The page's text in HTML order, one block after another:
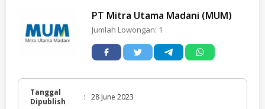
PT Mitra Utama Madani (MUM)
Jumlah Lowongan: 1
Tanggal
Dipublish
: 28 June 2023